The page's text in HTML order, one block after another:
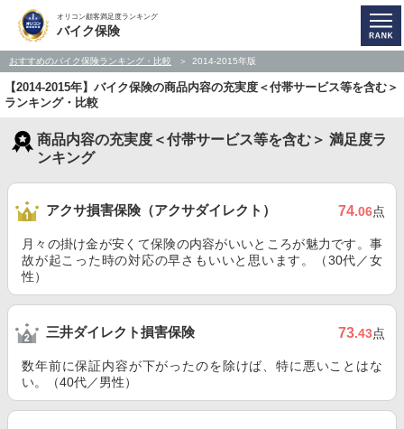
オリコン顧客満足度ランキング
バイク保険
おすすめのバイク保険ランキング・比較 2014-2015年版
【2014-2015年】バイク保険の商品内容の充実度＜付帯サービス等を含む＞
ランキング・比較
商品内容の充実度＜付帯サービス等を含む＞ 満足度ラ
ンキング
アクサ損害保険（アクサダイレクト） 74.06点
月々の掛け金が安くて保険の内容がいいところが魅力です。事
故が起こった時の対応の早さもいいと思います。（30代／女
性）
三井ダイレクト損害保険 73.43点
数年前に保証内容が下がったのを除けば、特に悪いことはな
い。（40代／男性）